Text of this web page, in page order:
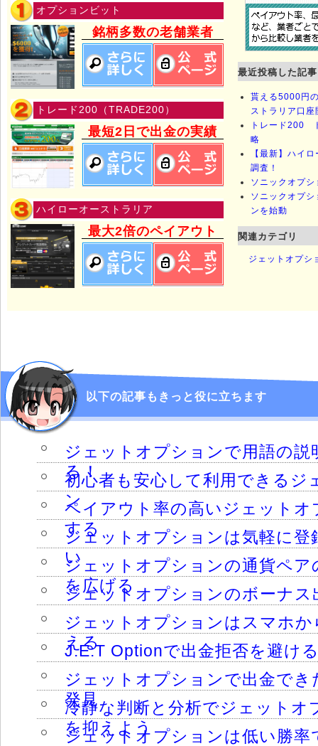
オプションビット
銘柄多数の老舗業者
トレード200（TRADE200）
最短2日で出金の実績
ハイローオーストラリア
最大2倍のペイアウト
最近投稿した記事
貰える5000円
ストラリア口
トレード200
略
【最新】ハイ
調査！
ソニックオプ
ソニックオプ
ンを始動
関連カテゴリ
ジェットオプシ
以下の記事もきっと役に立ちます
ジェットオプションで用語の説
る！
初心者も安心して利用できるジ
ン
ペイアウト率の高いジェットオ
する
ジェットオプションは気軽に登
い
ジェットオプションの通貨ペア
を広げる
ジェットオプションのボーナス
ジェットオプションはスマホ
える
J.E.T Optionで出金拒否を避け
ジェットオプションで出金でき
発見
冷静な判断と分析でジェットオ
を抑えよう
ジェットオプションは低い勝率